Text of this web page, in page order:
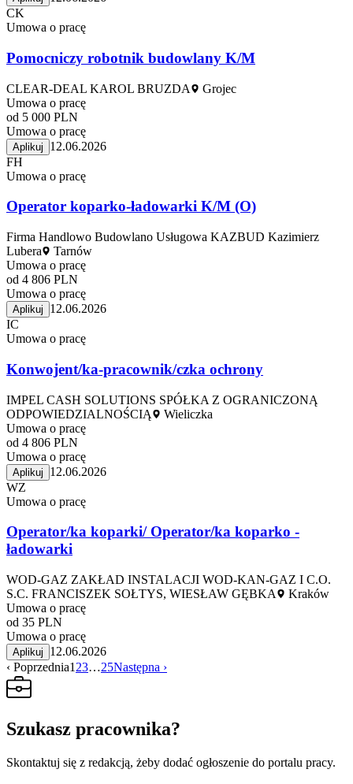
CK
Umowa o pracę
Pomocniczy robotnik budowlany K/M
CLEAR-DEAL KAROL BRUZDA
Grojec
Umowa o pracę
od 5 000 PLN
Umowa o pracę
Aplikuj
12.06.2026
FH
Umowa o pracę
Operator koparko-ładowarki K/M (O)
Firma Handlowo Budowlano Usługowa KAZBUD Kazimierz
Lubera
Tarnów
Umowa o pracę
od 4 806 PLN
Umowa o pracę
Aplikuj
12.06.2026
IC
Umowa o pracę
Konwojent/ka-pracownik/czka ochrony
IMPEL CASH SOLUTIONS SPÓŁKA Z OGRANICZONĄ
ODPOWIEDZIALNOŚCIĄ
Wieliczka
Umowa o pracę
od 4 806 PLN
Umowa o pracę
Aplikuj
12.06.2026
WZ
Umowa o pracę
Operator/ka koparki/ Operator/ka koparko -
ładowarki
WOD-GAZ ZAKŁAD INSTALACJI WOD-KAN-GAZ I C.O.
S.C. FRANCISZEK SOŁTYS, WIESŁAW GĘBKA
Kraków
Umowa o pracę
od 35 PLN
Umowa o pracę
Aplikuj
12.06.2026
‹ Poprzednia1 23…25Następna ›
Szukasz pracownika?
Skontaktuj się z redakcją, żeby dodać ogłoszenie do portalu pracy.